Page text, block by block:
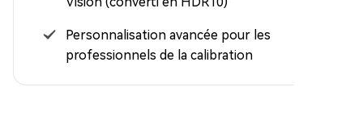
Personnalisation avancée pour les
professionnels de la calibration